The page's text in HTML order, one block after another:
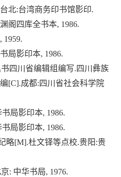
北:台湾商务印书馆影印.
阁四库全书本, 1986.
1959.
局影印本, 1986.
四川省编辑组编写.四川彝族
[C].成都:四川省社会科学院
局影印本, 1986.
局影印本, 1986.
略[M].杜文铎等点校.贵阳:贵
: 中华书局, 1976.